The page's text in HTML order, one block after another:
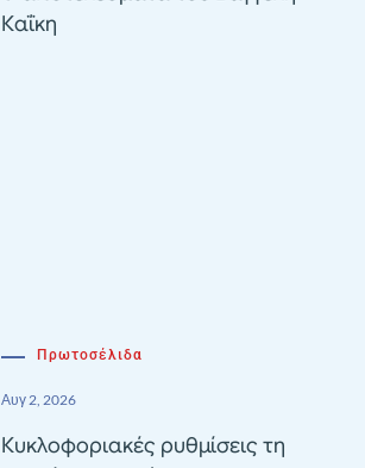
Καΐκη
Πρωτοσέλιδα
Αυγ 2, 2026
Κυκλοφοριακές ρυθμίσεις τη